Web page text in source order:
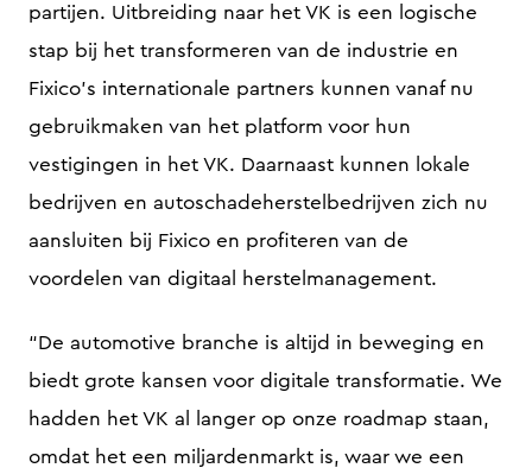
partijen. Uitbreiding naar het VK is een logische
stap bij het transformeren van de industrie en
Fixico’s internationale partners kunnen vanaf nu
gebruikmaken van het platform voor hun
vestigingen in het VK. Daarnaast kunnen lokale
bedrijven en autoschadeherstelbedrijven zich nu
aansluiten bij Fixico en profiteren van de
voordelen van digitaal herstelmanagement.
“De automotive branche is altijd in beweging en
biedt grote kansen voor digitale transformatie. We
hadden het VK al langer op onze roadmap staan,
omdat het een miljardenmarkt is, waar we een